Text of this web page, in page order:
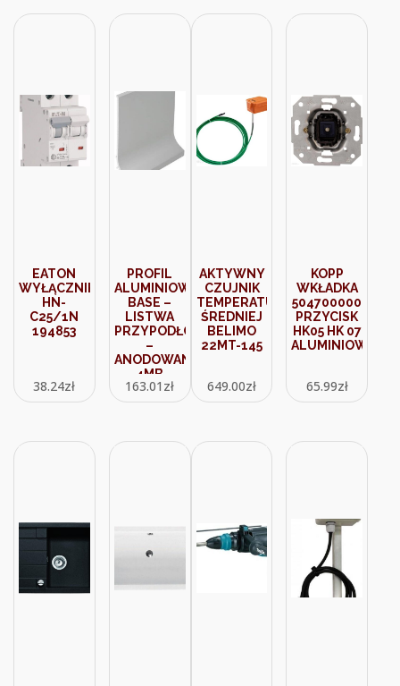
EATON
WYŁĄCZNIK
HN-
C25/1N
194853
38.24zł
PROFIL
ALUMINIOWY
BASE –
LISTWA
PRZYPODŁOGOWA
–
ANODOWANA
4MB
163.01 zł
AKTYWNY
CZUJNIK
TEMPERATURY
ŚREDNIEJ
BELIMO
22MT-145
649.00zł
KOPP
WKŁADKA
504700000
PRZYCISK
HK05 HK 07
ALUMINIOWY
65.99zł